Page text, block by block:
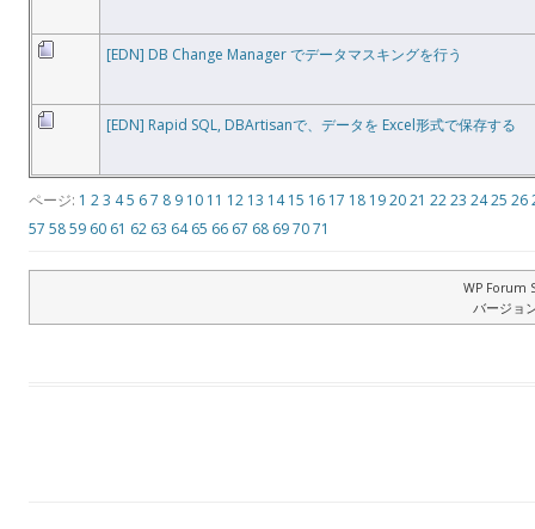
[EDN] DB Change Manager でデータマスキングを行う
[EDN] Rapid SQL, DBArtisanで、データを Excel形式で保存する
ページ: 1 23 45 67 8 9 10 11 12 13 14 15 16 17 18 192021 2223 2425 26
57 5859 60 61 62 63 64 65 66 67 68 697071
WP Forum
バージョ